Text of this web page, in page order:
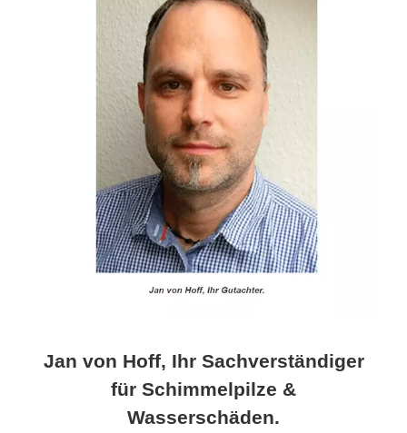
Jan von Hoff, Ihr Sachverständiger
für Schimmelpilze &
Wasserschäden.